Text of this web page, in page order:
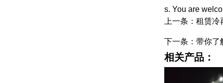
s. You are
上一条：租赁
下一条：带你了
相关产品：